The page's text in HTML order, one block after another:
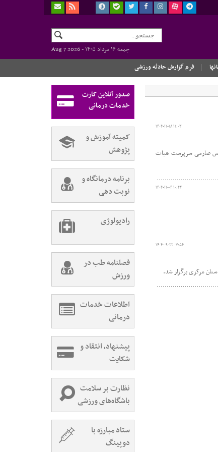
جمعه ۱۶ مرداد ۱۴۰۵ -
Aug 7 2026
فرم گزارش حادثه ورزشی
۱۴۰۴-۱۱-۱۸ ۱۱:۰۳
صارمی سرپرست هیات
۱۴۰۴-۱۱-۰۴ ۱۰:۴۲
۱۴۰۴-۰۹-۲۲ ۰۷:۵۶
مرکزی برگزار شد.
صدور آنلاین کارت
خدمات درمانی
کمیته آموزش و
پژوهش
برنامه درمانگاه و
نوبت دهی
رادیولوژی
فصلنامه طب در
ورزش
اطلاعات خدمات
درمانی
پیشنهاد، انتقاد و
شکایت
نظارت بر سلامت
باشگاه‌های ورزشی
ستاد مبارزه با
دوپینگ